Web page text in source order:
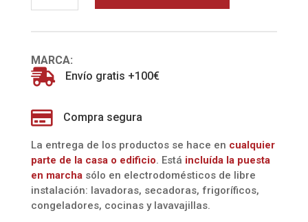
MARCA:
 Envío gratis +100€
 Compra segura
La entrega de los productos se hace en cualquier
parte de la casa o edificio. Está incluída la puesta
en marchasólo en electrodomésticos de libre
instalación: lavadoras, secadoras, frigoríficos,
congeladores, cocinas y lavavajillas.